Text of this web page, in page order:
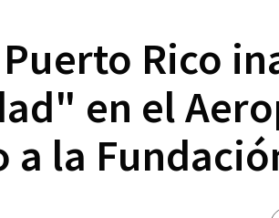
Rico
en el
a la